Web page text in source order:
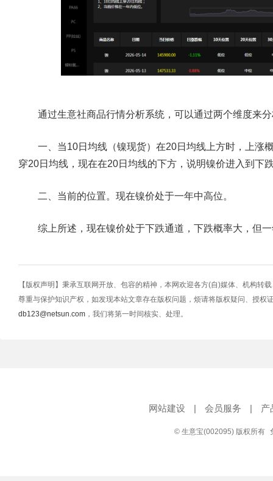
通过生意社商品行情分析系统，可以通过两个维度来
一、当10日均线（镍现货）在20日均线上方时，上涨
穿20日均线，现在在20日均线的下方，说明镍价进入到下
二、当前的位置。现在镍价处于一年中高位。
综上所述，现在镍价处于下跌通道，下跌概率大，但一
【版权声明】秉承互联网开放、包容的精神，本网欢迎各方(自)媒体、机构转
尊重与保护知识产权，如发现本站文章存在版权问题，烦请将版权疑问、授权
db123@netsun.com ，我们将第一时间核实、处理。
网站建设 | 会员服务 | 产
© 生意宝(002095) 版权所有